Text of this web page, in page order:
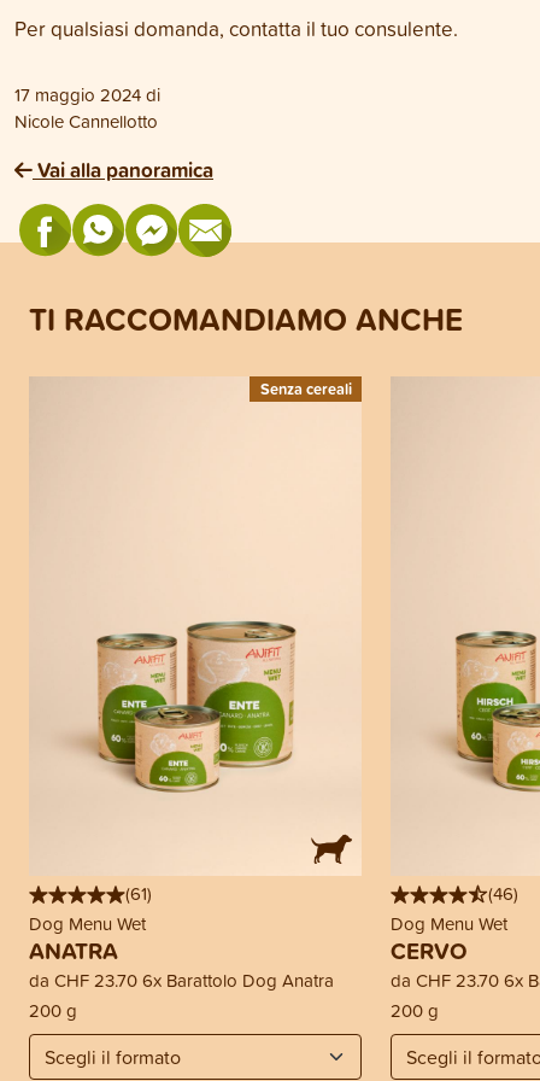
Per qualsiasi domanda, contatta il tuo consulente.
17 maggio 2024di
Nicole Cannellotto
Vai alla panoramica
TI RACCOMANDIAMO ANCHE
Senza cereali
(61)
Dog Menu Wet
ANATRA
da CHF 23.706x Barattolo Dog Anatra
200 g
(46)
Dog Menu Wet
CERVO
da CHF 23.706x
200 g